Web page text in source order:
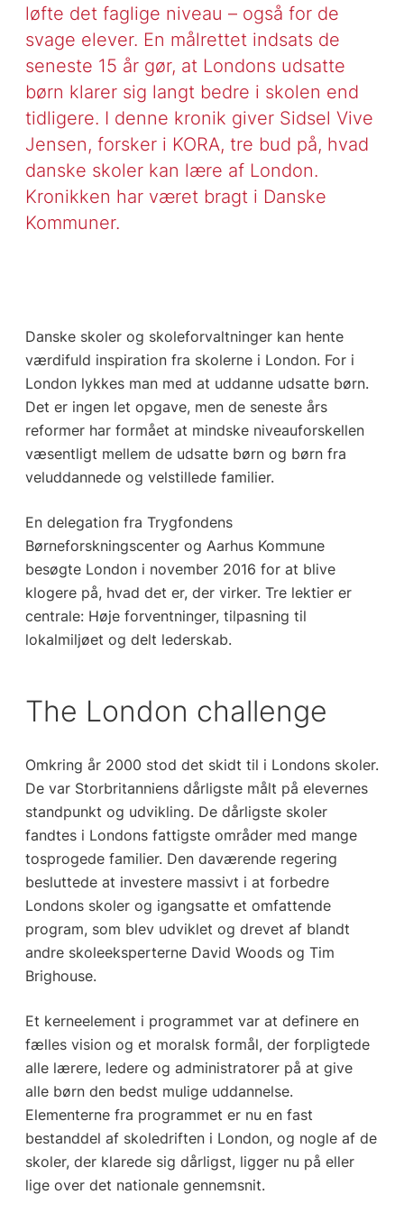
løfte det faglige niveau – også for de
svage elever. En målrettet indsats de
seneste 15 år gør, at Londons udsatte
børn klarer sig langt bedre i skolen end
tidligere. I denne kronik giver Sidsel Vive
Jensen, forsker i KORA, tre bud på, hvad
danske skoler kan lære af London.
Kronikken har været bragt i Danske
Kommuner.
Danske skoler og skoleforvaltninger kan hente
værdifuld inspiration fra skolerne i London. For i
London lykkes man med at uddanne udsatte børn.
Det er ingen let opgave, men de seneste års
reformer har formået at mindske niveauforskellen
væsentligt mellem de udsatte børn og børn fra
veluddannede og velstillede familier.
En delegation fra Trygfondens
Børneforskningscenter og Aarhus Kommune
besøgte London i november 2016 for at blive
klogere på, hvad det er, der virker. Tre lektier er
centrale: Høje forventninger, tilpasning til
lokalmiljøet og delt lederskab.
The London challenge
Omkring år 2000 stod det skidt til i Londons skoler.
De var Storbritanniens dårligste målt på elevernes
standpunkt og udvikling. De dårligste skoler
fandtes i Londons fattigste områder med mange
tosprogede familier. Den daværende regering
besluttede at investere massivt i at forbedre
Londons skoler og igangsatte et omfattende
program, som blev udviklet og drevet af blandt
andre skoleeksperterne David Woods og Tim
Brighouse.
Et kerneelement i programmet var at definere en
fælles vision og et moralsk formål, der forpligtede
alle lærere, ledere og administratorer på at give
alle børn den bedst mulige uddannelse.
Elementerne fra programmet er nu en fast
bestanddel af skoledriften i London, og nogle af de
skoler, der klarede sig dårligst, ligger nu på eller
lige over det nationale gennemsnit.